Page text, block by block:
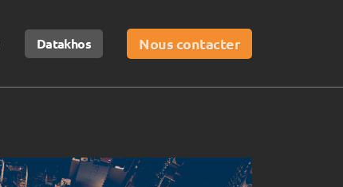
Datakhos Nous contacter